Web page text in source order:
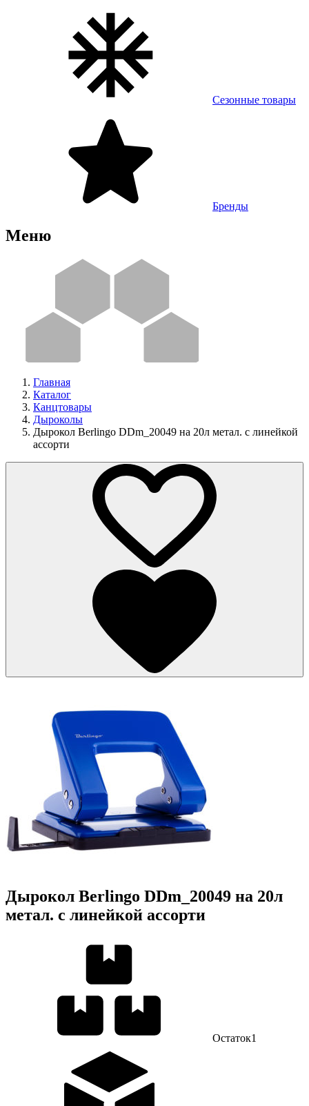
Сезонные товары
Бренды
Меню
Главная
Каталог
Канцтовары
Дыроколы
Дырокол Berlingo DDm_20049 на 20л метал. с линейкой
ассорти
Дырокол Berlingo DDm_20049 на 20л
метал. с линейкой ассорти
Остаток1